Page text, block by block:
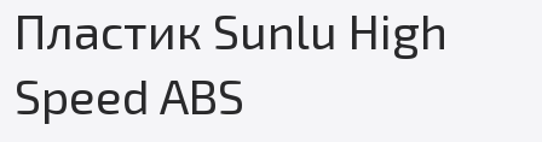
Пластик Sunlu High
Speed ABS